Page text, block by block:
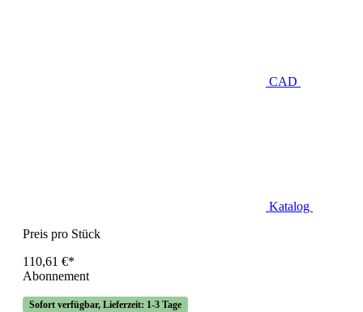
CAD
Katalog
Preis pro Stück
110,61 €*
Abonnement
Sofort verfügbar, Lieferzeit: 1-3 Tage